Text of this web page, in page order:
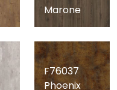
Marone
F76037
Phoenix